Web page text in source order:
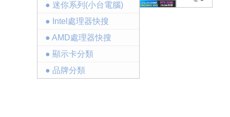
● 迷你系列(小台電腦)
● Intel處理器快搜
● AMD處理器快搜
● 顯示卡分類
● 品牌分類